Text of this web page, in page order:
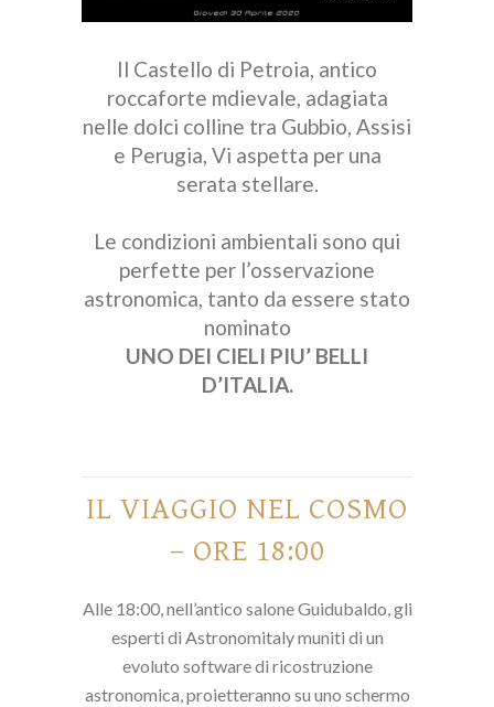
Il Castello di Petroia, antico
roccaforte mdievale, adagiata
nelle dolci colline tra Gubbio, Assisi
e Perugia, Vi aspetta per una
serata stellare.
Le condizioni ambientali sono qui
perfette per l’osservazione
astronomica, tanto da essere stato
nominato
UNO DEI CIELI PIU’ BELLI
D’ITALIA.
IL VIAGGIO NEL COSMO
– ORE 18:00
Alle 18:00, nell’antico salone Guidubaldo, gli
esperti di Astronomitaly muniti di un
evoluto software di ricostruzione
astronomica, proietteranno su uno schermo